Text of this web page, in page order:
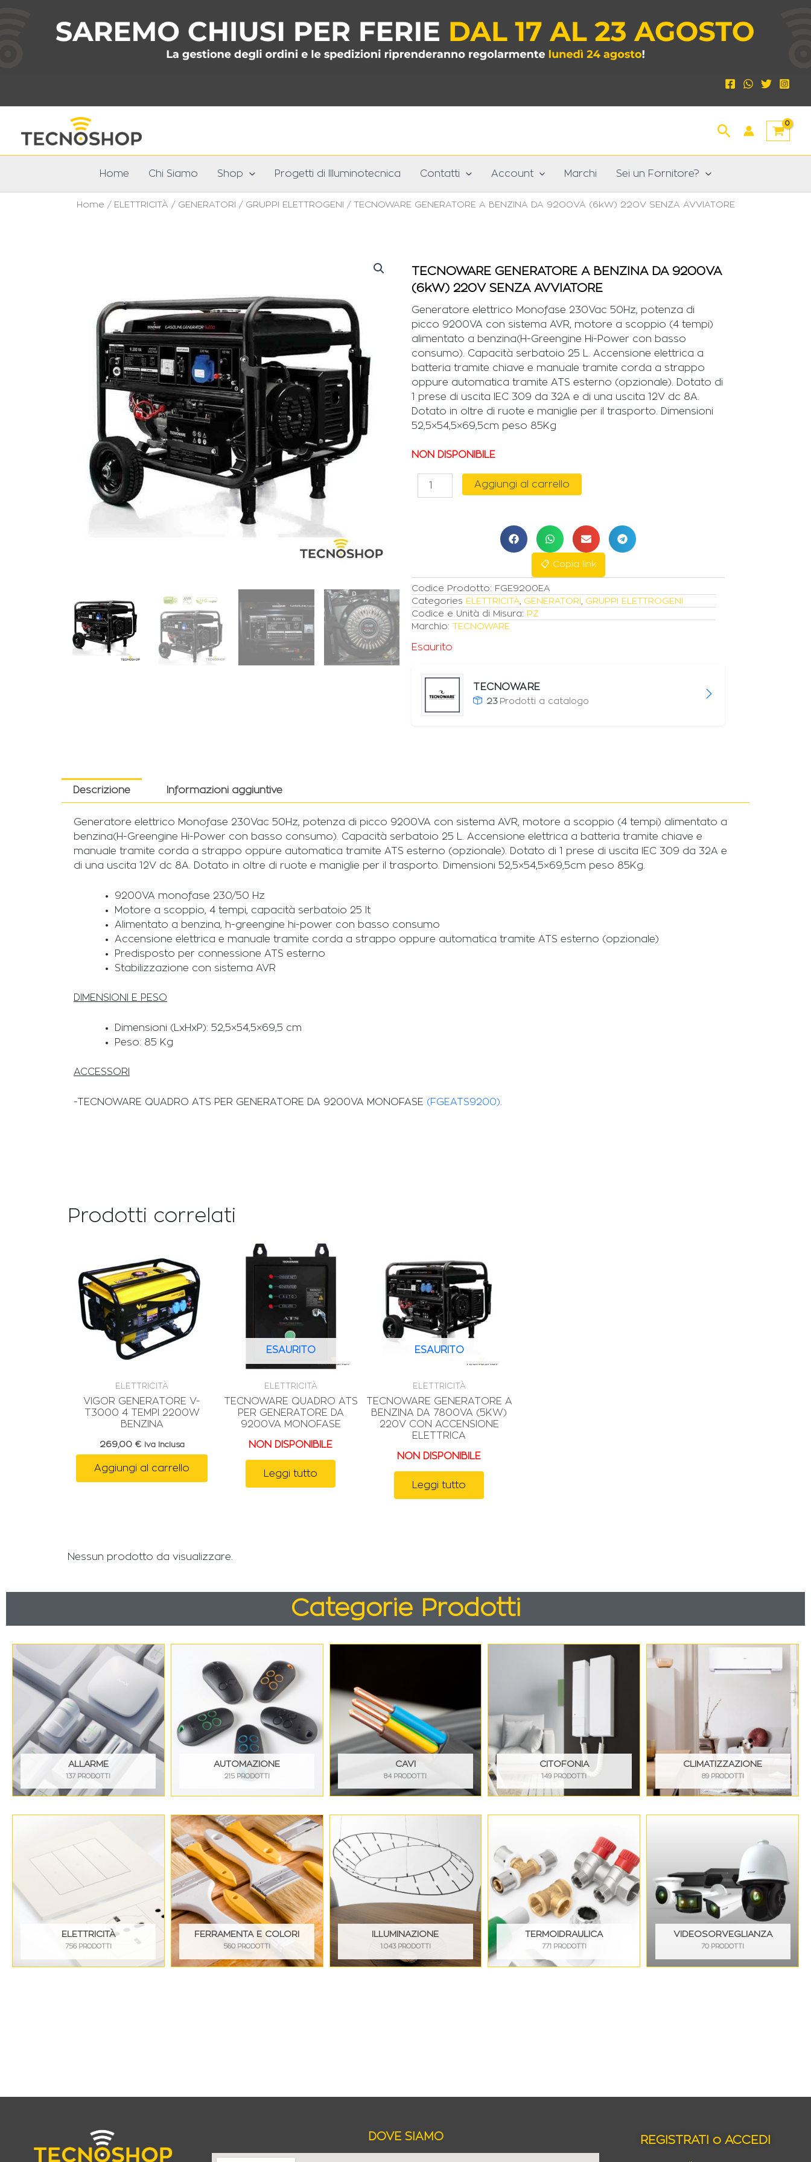
Cerca
Home Chi Siamo Shop Progetti di Illuminotecnica Contatti Account Marchi Sei un Fornitore?
Home / ELETTRICITÀ / GENERATORI / GRUPPI ELETTROGENI / TECNOWARE GENERATORE A BENZINA DA 9200VA (6kW) 220V SENZA AVVIATORE
TECNOWARE GENERATORE A BENZINA DA 9200VA
(6kW) 220V SENZA AVVIATORE
Generatore elettrico Monofase 230Vac 50Hz, potenza di
picco 9200VA con sistema AVR, motore a scoppio (4 tempi)
alimentato a benzina(H-Greengine Hi-Power con basso
consumo). Capacità serbatoio 25 L. Accensione elettrica a
batteria tramite chiave e manuale tramite corda a strappo
oppure automatica tramite ATS esterno (opzionale). Dotato di
1 prese di uscita IEC 309 da 32A e di una uscita 12V dc 8A.
Dotato in oltre di ruote e maniglie per il trasporto. Dimensioni
52,5×54,5×69,5cm peso 85Kg
NON DISPONIBILE
GENERATORE
AVVIATORE
quantità
Aggiungi al carrello
📋 Copia link
Codice Prodotto: FGE9200EA
Categories ELETTRICITÀ GENERATORI
GRUPPI ELETTROGENI
Codice e Unità di Misura: PZ
Marchio: TECNOWARE
Esaurito
TECNOWARE
23 Prodotti a catalogo
Descrizione Informazioni aggiuntive
Generatore elettrico Monofase 230Vac 50Hz, potenza di picco 9200VA con sistema AVR, motore a scoppio (4 tempi) alimentato a
benzina(H-Greengine Hi-Power con basso consumo). Capacità serbatoio 25 L. Accensione elettrica a batteria tramite chiave e
manuale tramite corda a strappo oppure automatica tramite ATS esterno (opzionale). Dotato di 1 prese di uscita IEC 309 da 32A e
di una uscita 12V dc 8A. Dotato in oltre di ruote e maniglie per il trasporto. Dimensioni 52,5×54,5×69,5cm peso 85Kg.
9200VA monofase 230/50 Hz
Motore a scoppio, 4 tempi, capacità serbatoio 25 lt
Alimentato a benzina, h-greengine hi-power con basso consumo
Accensione elettrica e manuale tramite corda a strappo oppure automatica tramite ATS esterno (opzionale)
Predisposto per connessione ATS esterno
Stabilizzazione con sistema AVR
DIMENSIONI E PESO
Dimensioni (LxHxP): 52,5×54,5×69,5 cm
Peso: 85 Kg
ACCESSORI
-TECNOWARE QUADRO ATS PER GENERATORE DA 9200VA MONOFASE (FGEATS9200)
Prodotti correlati
ELETTRICITÀ
VIGOR GENERATORE V-
T3000 4 TEMPI 2200W
BENZINA
269,00 € Iva Inclusa
Aggiungi al carrello
ESAURITO
ELETTRICITÀ
TECNOWARE QUADRO ATS
PER GENERATORE DA
9200VA MONOFASE
NON DISPONIBILE
Leggi tutto
ESAURITO
ELETTRICITÀ
TECNOWARE GENERATORE A
BENZINA DA 7800VA (5KW)
220V CON ACCENSIONE
ELETTRICA
NON DISPONIBILE
Leggi tutto
Nessun prodotto da visualizzare.
Categorie Prodotti
ALLARME
137 PRODOTTI
AUTOMAZIONE
215 PRODOTTI
CAVI
84 PRODOTTI
CITOFONIA
149 PRODOTTI
CLIMATIZZAZIONE
89 PRODOTTI
ELETTRICITÀ
756 PRODOTTI
FERRAMENTA E COLORI
560 PRODOTTI
ILLUMINAZIONE
1.043 PRODOTTI
TERMOIDRAULICA
771 PRODOTTI
VIDEOSORVEGLIANZA
70 PRODOTTI
DOVE SIAMO REGISTRATI o ACCEDI